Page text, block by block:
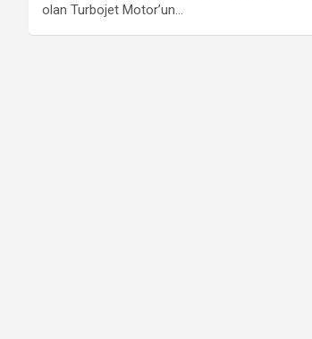
olan Turbojet Motor’un…